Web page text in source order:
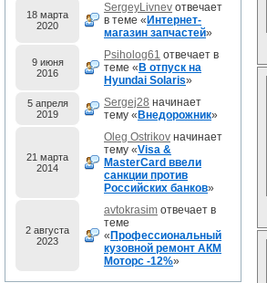
18 марта
2020
SergeyLivnev отвечает
в теме « Интернет-
магазин запчастей»
9 июня
2016
Psiholog61 отвечает в
теме « В отпуск на
Hyundai Solaris»
5 апреля
2019
Sergej28 начинает
тему « Внедорожник»
21 марта
2014
Oleg Ostrikov начинает
тему «Visa &
MasterCard ввели
санкции против
Российских банков»
2 августа
2023
avtokrasim отвечает в
теме
« Профессиональный
кузовной ремонт АКМ
Моторс -12%»